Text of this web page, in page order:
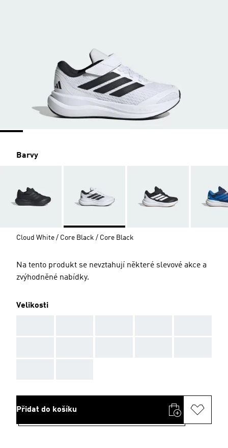
Barvy
Cloud White / Core Black / Core Black
Na tento produkt se nevztahují některé slevové akce a
zvýhodněné nabídky.
Velikosti
Přidat do košíku